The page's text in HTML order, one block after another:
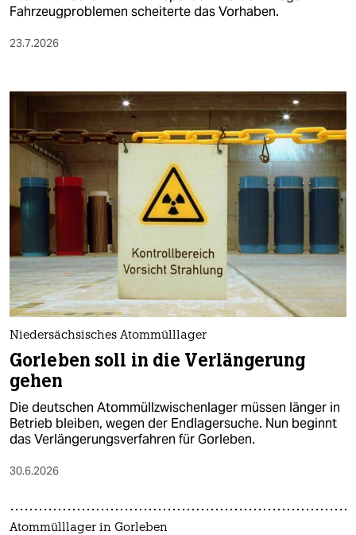
verlag
veranstaltungen
fragen & hilfe
unterstützen
abo
genossenschaft
Fahrzeugproblemen scheiterte das Vorhaben.
23.7.2026
Niedersächsisches Atommülllager
Gorleben soll in die Verlängerung
gehen
Die deutschen Atommüllzwischenlager müssen länger in
Betrieb bleiben, wegen der Endlagersuche. Nun beginnt
das Verlängerungsverfahren für Gorleben.
30.6.2026
Atommülllager in Gorleben